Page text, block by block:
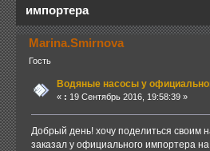
импортера
Marina.Smirnova
Гость
Водяные насосы у
« : 19 Сентябрь 2016, 19:58:39 »
Добрый день! хочу поделиться своим
заказал у официального импортера на